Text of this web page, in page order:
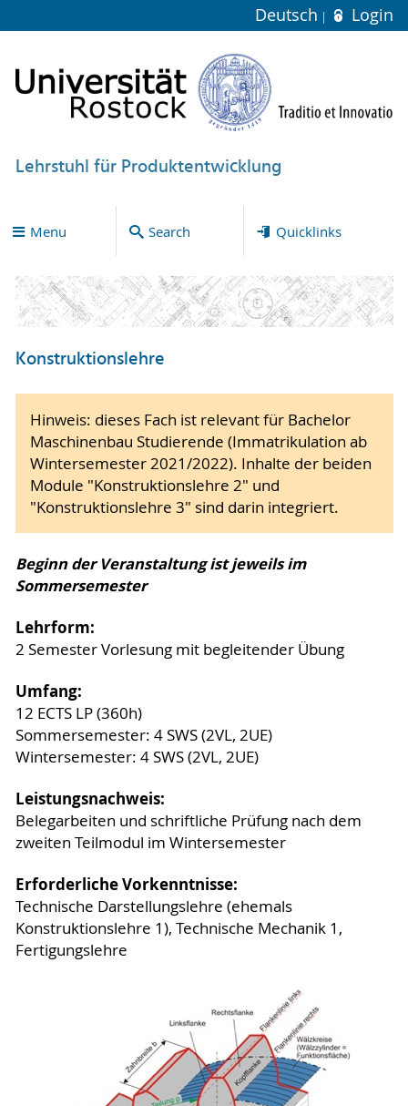
Deutsch Login
Lehrstuhl für Produktentwicklung
Menu Search Quicklinks
Konstruktionslehre
Hinweis: dieses Fach ist relevant für Bachelor
Maschinenbau Studierende (Immatrikulation ab
Wintersemester 2021/2022). Inhalte der beiden
Module "Konstruktionslehre 2" und
"Konstruktionslehre 3" sind darin integriert.
Beginn der Veranstaltung ist jeweils im
Sommersemester
Lehrform:
2 Semester Vorlesung mit begleitender Übung
Umfang:
12 ECTS LP (360h)
Sommersemester: 4 SWS (2VL, 2UE)
Wintersemester: 4 SWS (2VL, 2UE)
Leistungsnachweis:
Belegarbeiten und schriftliche Prüfung nach dem
zweiten Teilmodul im Wintersemester
Erforderliche Vorkenntnisse:
Technische Darstellungslehre (ehemals
Konstruktionslehre 1), Technische Mechanik 1,
Fertigungslehre